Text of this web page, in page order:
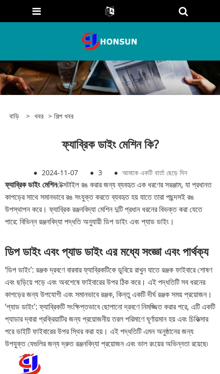
বাড়ি > খবর > শিল্প খবর
ফ্যাব্রিক ডাইং মেশিন কি?
● 2024-11-07 ● 3 ● আমাকে একটি বার্তা ছেড়ে দিন
ফ্যাব্রিক ডাইং মেশিনটেক্সটাইল রঙ করার জন্য ব্যবহৃত এক ধরণের সরঞ্জাম, যা প্রধানত
কাপড়ের সাথে সমানভাবে রঙ সংযুক্ত করতে ব্যবহৃত হয় যাতে তারা পছন্দসই রঙ
উপস্থাপন করে। ফ্যাব্রিক রঞ্জনবিদ্যা মেশিন দুটি প্রধান ধরনের বিভক্ত করা যেতে
পারে: বিভিন্ন রঞ্জনবিদ্যা পদ্ধতি অনুযায়ী ডিপ ডাইং এবং প্যাড ডাইং।
ডিপ ডাইং এবং প্যাড ডাইং এর মধ্যে সংজ্ঞা এবং পার্থক্য
‘ডিপ ডাইং’: রঞ্জক দ্রবণে বারবার ফ্যাব্রিকটিকে ডুবিয়ে রাখুন যাতে রঞ্জক ফাইবারে শোষণ
এবং ছড়িয়ে পড়ে এবং অবশেষে ফাইবারের উপর ঠিক করে। এই পদ্ধতিটি সব ধরনের
কাপড়ের জন্য উপযোগী এবং সমানভাবে রঞ্জক, কিন্তু একটি দীর্ঘ রঞ্জক সময় প্রয়োজন।
‘প্যাড ডাইং’: ফ্যাব্রিকটি সংক্ষিপ্তভাবে ছোপানো দ্রবণে নিমজ্জিত করার পরে, এটি একটি
প্যাডার দ্বারা প্রক্রিয়াটির জন্য প্রয়োজনীয় তরল পরিমাণে ঘূর্ণায়মান হয় এবং চিকিত্সার
পরে ডাইটি ফাইবারের উপর স্থির করা হয়। এই পদ্ধতিটি এমন অনুষ্ঠানের জন্য
উপযুক্ত যেগুলির জন্য দ্রুত রঞ্জনবিদ্যা প্রয়োজন এবং ভাল রংয়ের অভিন্নতা রয়েছে৷